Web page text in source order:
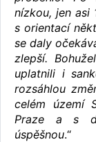
nízkou, jen asi
s orientací
se daly
zlepší.
uplatnili i
rozsáhlou
celém území
Praze a s
úspěšnou.“